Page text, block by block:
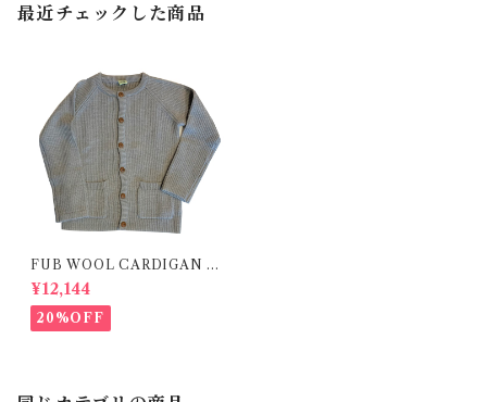
最近チェックした商品
FUB WOOL CARDIGAN (1
30)
¥12,144
20%OFF